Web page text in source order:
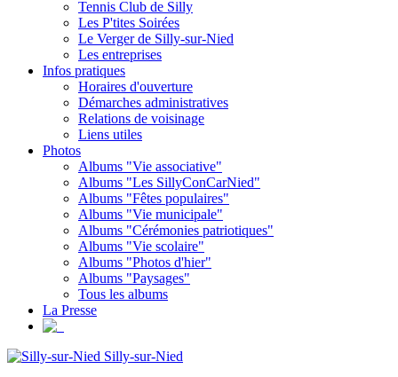
Tennis Club de Silly
Les P'tites Soirées
Le Verger de Silly-sur-Nied
Les entreprises
Infos pratiques
Horaires d'ouverture
Démarches administratives
Relations de voisinage
Liens utiles
Photos
Albums "Vie associative"
Albums "Les SillyConCarNied"
Albums "Fêtes populaires"
Albums "Vie municipale"
Albums "Cérémonies patriotiques"
Albums "Vie scolaire"
Albums "Photos d'hier"
Albums "Paysages"
Tous les albums
La Presse
Silly-sur-Nied